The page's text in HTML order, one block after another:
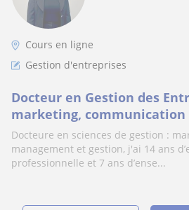
Cours en ligne
Gestion d'entreprises
Docteur en Gestion des
marketing,
Docteure en sciences de gestion :
management et gestion, j'ai 14 ans
professionnelle et 7 ans d’ense...